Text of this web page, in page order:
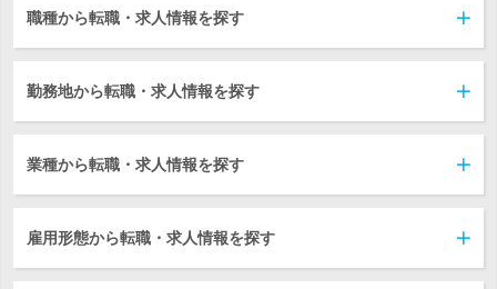
職種から転職・求人情報を探す
勤務地から転職・求人情報を探す
業種から転職・求人情報を探す
雇用形態から転職・求人情報を探す